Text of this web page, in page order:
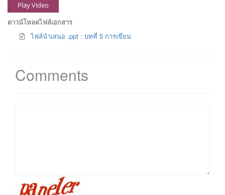
Play Video
ดาวน์โหลดไฟล์เอกสาร
ไฟล์นำเสนอ .ppt : บทที่ 5 การเขียน
Comments